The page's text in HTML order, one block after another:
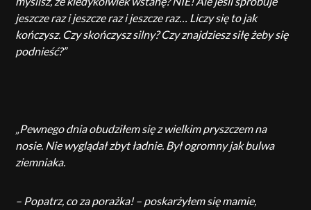
jeszcze raz i jeszcze raz i jeszcze raz… Liczy się to jak
kończysz. Czy skończysz silny? Czy znajdziesz siłę żeby się
podnieść?”
„Pewnego dnia obudziłem się z wielkim pryszczem na
nosie. Nie wyglądał zbyt ładnie. Był ogromny jak bulwa
ziemniaka.
– Popatrz, co za porażka! – poskarżyłem się mamie,